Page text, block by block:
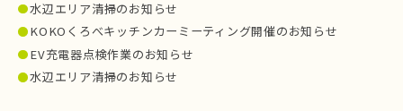
水辺エリア清掃のお知らせ
KOKOくろべキッチンカーミーティング開催のお知らせ
EV充電器点検作業のお知らせ
水辺エリア清掃のお知らせ